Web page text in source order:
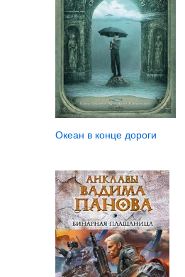
Океан в конце дороги